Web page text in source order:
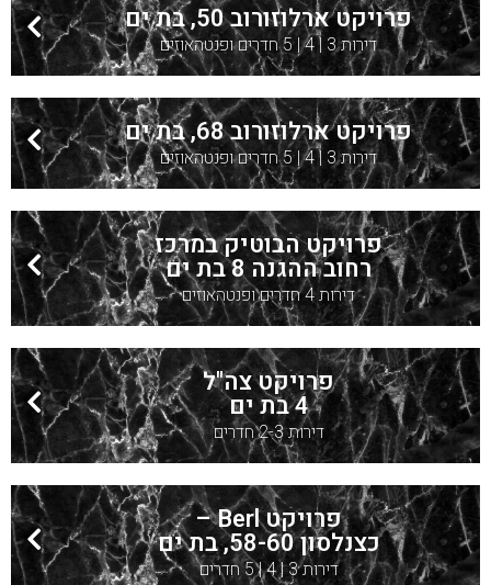
פרויקט ארלוזורוב 50, בת ים
דירות 3 | 4 | 5 חדרים ופנטהאוזים
פרויקט ארלוזורוב 68, בת ים
דירות 3 | 4 | 5 חדרים ופנטהאוזים
פרויקט הבוטיק במרכז
רחוב ההגנה 8 בת ים
דירות 4 חדרים ופנטהאוזים
פרויקט צה"ל
4 בת ים
דירות 2-3 חדרים
פרויקט Berl –
כצנלסון 58-60, בת ים
דירות 3 | 4 | 5 חדרים